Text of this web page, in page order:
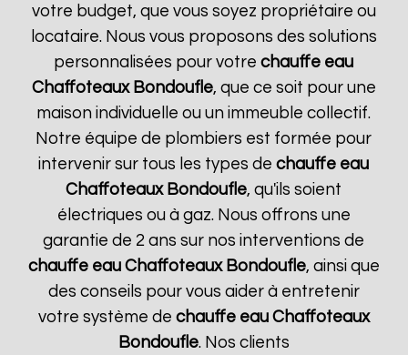
votre budget, que vous soyez propriétaire ou
locataire. Nous vous proposons des solutions
personnalisées pour votrechauffe eau
Chaffoteaux Bondoufle, que ce soit pour une
maison individuelle ou un immeuble collectif.
Notre équipe de plombiers est formée pour
intervenir sur tous les types dechauffe eau
Chaffoteaux Bondoufle, qu'ils soient
électriques ou à gaz. Nous offrons une
garantie de 2 ans sur nos interventions de
chauffe eau Chaffoteaux Bondoufle, ainsi que
des conseils pour vous aider à entretenir
votre système de chauffe eau Chaffoteaux
Bondoufle. Nos clients